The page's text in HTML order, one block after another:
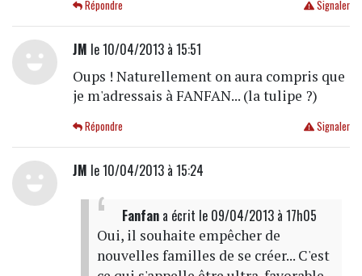
Signaler
Répondre
JM le 10/04/2013 à 15:51
Oups ! Naturellement on aura compris que
je m'adressais à FANFAN... (la tulipe ?)
Signaler
Répondre
JM le 10/04/2013 à 15:24
Fanfana écrit le 09/04/2013 à 17h05
Oui, il souhaite empêcher de
nouvelles familles de se créer... C'est